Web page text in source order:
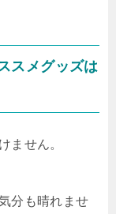
スメグッズは
ません。
分も晴れませ